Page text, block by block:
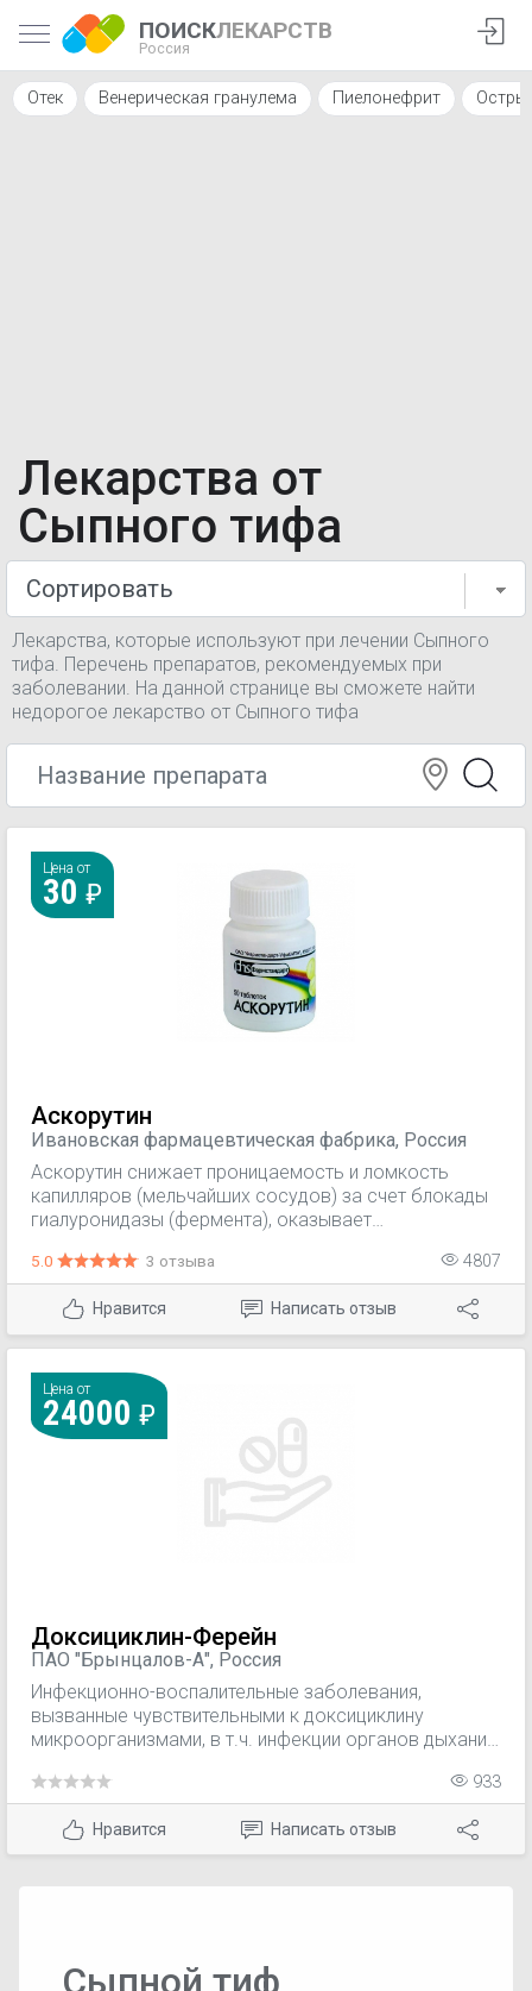
ПОИСКЛЕКАРСТВ
Россия
Отек Венерическая гранулема Пиелонефрит
Лекарства от
Сыпного тифа
Лекарства, которые используют при лечении Сыпного
тифа. Перечень препаратов, рекомендуемых при
заболевании. На данной странице вы сможете найти
недорогое лекарство от Сыпного тифа
Цена от
30
Аскорутин
Ивановская фармацевтическая фабрика, Россия
Аскорутин снижает проницаемость и ломкость
капилляров (мельчайших сосудов) за счет блокады
гиалуронидазы (фермента), оказывает
окислению липидов клеточных мембран) действие.
Комплексная терапия заболеваний,
сопровождающихся нарушением проницаемости
сосудов: геморрагический диатез; кровоизлияния в
септический эндокардит; ревматизм;
гломерулонефрит; арахноидит; аллергические
заболевания; корь; скарлатина; сыпной тиф;
5.0 3 отзыва 4807
Нравится Написать отзыв
Цена от
24000
Доксициклин-Ферейн
ПАО "Брынцалов-А", Россия
Инфекционно-воспалительные заболевания,
вызванные чувствительными к доксициклину
микроорганизмами, в т.ч. инфекции органов дыхания
кожи и мягких тканей (в т.ч. угревая сыпь); инфекции
органов мочеполовой системы (в т.ч. гонорея,
первичный и вторичный сифилис); сыпной тиф,
бруцеллез, риккетсиозы, остеомиелит, трахома,
933
Нравится Написать отзыв
Сыпной тиф